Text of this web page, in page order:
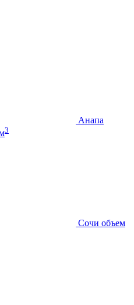
Анапа
3
Сочи объем